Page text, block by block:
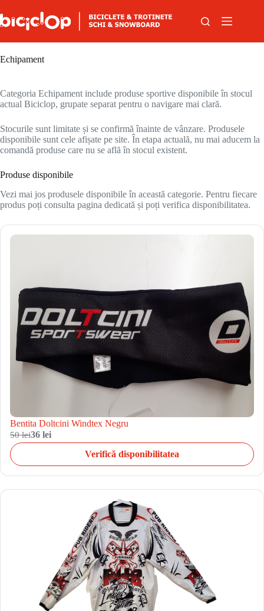
Echipament
Categoria Echipament include produse sportive disponibile în stocul
actual Biciclop, grupate separat pentru o navigare mai clară.
Stocurile sunt limitate și se confirmă înainte de vânzare. Produsele
disponibile sunt cele afișate pe site. În etapa actuală, nu mai aducem la
comandă produse care nu se află în stocul existent.
Produse disponibile
Vezi mai jos produsele disponibile în această categorie. Pentru fiecare
produs poți consulta pagina dedicată și poți verifica disponibilitatea.
Bentita Doltcini Windtex Negru
50 lei36 lei
Verifică disponibilitatea